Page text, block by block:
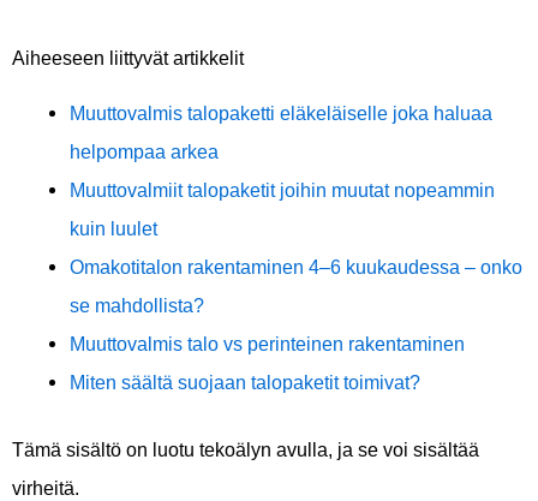
Aiheeseen liittyvät artikkelit
Muuttovalmis talopaketti eläkeläiselle joka haluaa
helpompaa arkea
Muuttovalmiit talopaketit joihin muutat nopeammin
kuin luulet
Omakotitalon rakentaminen 4–6 kuukaudessa – onko
se mahdollista?
Muuttovalmis talo vs perinteinen rakentaminen
Miten säältä suojaan talopaketit toimivat?
Tämä sisältö on luotu tekoälyn avulla, ja se voi sisältää
virheitä.